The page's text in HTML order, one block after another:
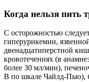
Когда нельзя пить
С осторожностью
гиперурикемии,
двенадцатиперстной
кровотечениях (в
более 30 мл/мин),
В по шкале Чайлд-Пью),